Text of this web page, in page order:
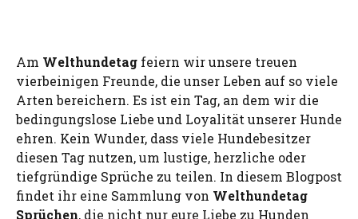
Am Welthundetag feiern wir unsere treuen
vierbeinigen Freunde, die unser Leben auf so viele
Arten bereichern. Es ist ein Tag, an dem wir die
bedingungslose Liebe und Loyalität unserer Hunde
ehren. Kein Wunder, dass viele Hundebesitzer
diesen Tag nutzen, um lustige, herzliche oder
tiefgründige Sprüche zu teilen. In diesem Blogpost
findet ihr eine Sammlung von Welthundetag
Sprüchen, die nicht nur eure Liebe zu Hunden